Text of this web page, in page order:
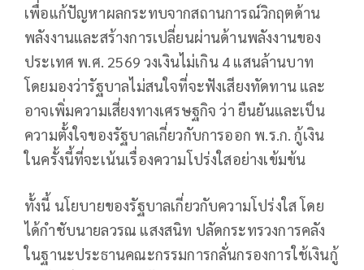
เพื่อแก้ปัญหาผลกระทบจากสถานการณ์วิกฤตด้าน
พลังงานและสร้างการเปลี่ยนผ่านด้านพลังงานของ
ประเทศ พ.ศ. 2569 วงเงินไม่เกิน 4 แสนล้านบาท
โดยมองว่ารัฐบาลไม่สนใจที่จะฟังเสียงทัดทาน และ
อาจเพิ่มความเสี่ยงทางเศรษฐกิจ ว่า ยืนยันและเป็น
ความตั้งใจของรัฐบาลเกี่ยวกับการออก พ.ร.ก. กู้เงิน
ในครั้งนี้ที่จะเน้นเรื่องความโปร่งใสอย่างเข้มข้น
ทั้งนี้ นโยบายของรัฐบาลเกี่ยวกับความโปร่งใส โดย
ได้กำชับนายลวรณ แสงสนิท ปลัดกระทรวงการคลัง
ในฐานะประธานคณะกรรมการกลั่นกรองการใช้เงินกู้